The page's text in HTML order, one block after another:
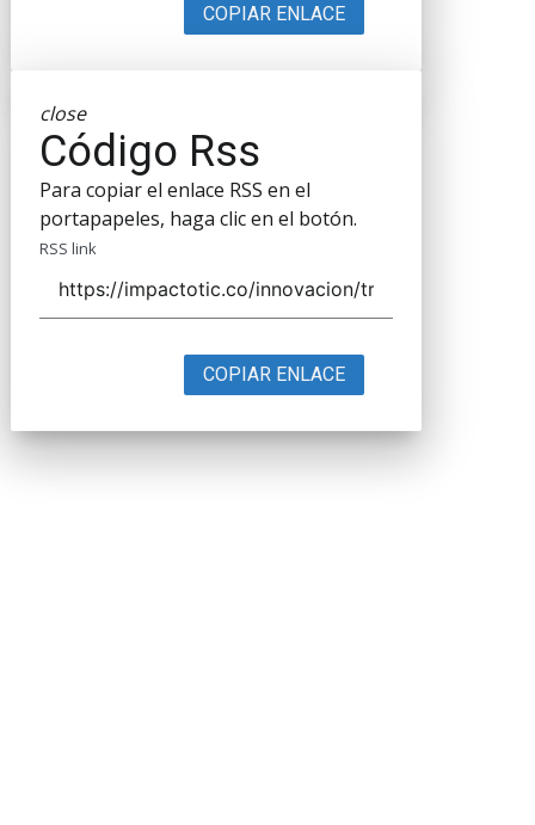
COPIAR ENLACE
close
Código Rss
Para copiar el enlace RSS en el
portapapeles, haga clic en el botón.
RSS link
COPIAR ENLACE